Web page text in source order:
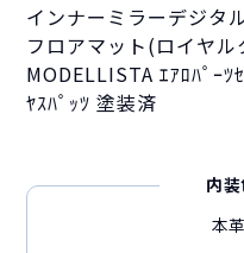
インナーミラーデジタ
フロアマット(ロイヤ
MODELLISTA ｴｱﾛﾊﾟｰﾂ
ﾔｽﾊﾟｯﾂ 塗装済
内
本